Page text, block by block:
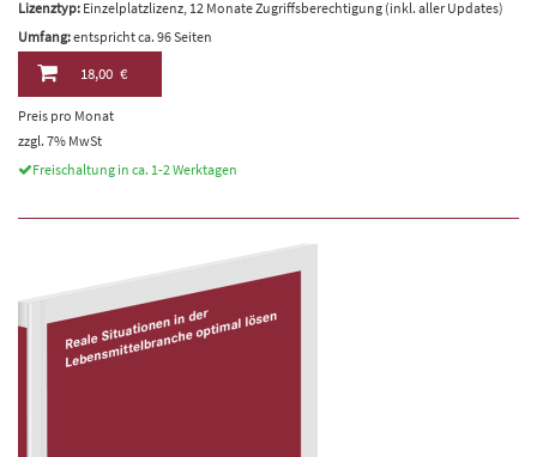
Lizenztyp: Einzelplatzlizenz, 12 Monate Zugriffsberechtigung (inkl. aller Updates)
Umfang:entspricht ca. 96 Seiten
18,00 €
Preis pro Monat
zzgl. 7% MwSt
Freischaltung in ca. 1-2 Werktagen